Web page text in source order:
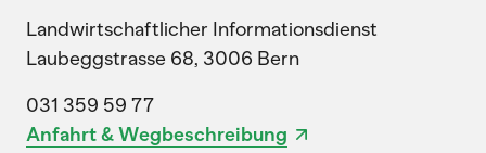
Landwirtschaftlicher Informationsdienst
Laubeggstrasse 68, 3006 Bern
031 359 59 77
Anfahrt & Wegbeschreibung